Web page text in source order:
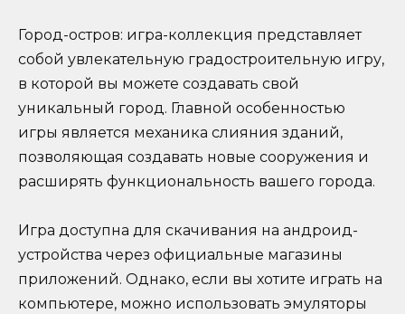
Город-остров: игра-коллекция представляет
собой увлекательную градостроительную игру,
в которой вы можете создавать свой
уникальный город. Главной особенностью
игры является механика слияния зданий,
позволяющая создавать новые сооружения и
расширять функциональность вашего города.
Игра доступна для скачивания на андроид-
устройства через официальные магазины
приложений. Однако, если вы хотите играть на
компьютере, можно использовать эмуляторы